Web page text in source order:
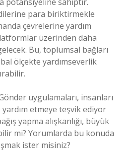
para biriktirmekle
çevrelerine yardım
üzerinden daha
Bu, toplumsal bağları
ölçekte yardımseverlik
uygulamaları, insanları
etmeye teşvik ediyor
yapma alışkanlığı, büyük
mi? Yorumlarda bu konuda
ister misiniz?